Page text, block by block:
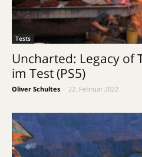
Tests
Uncharted: Legacy of
im Test (PS5)
Oliver Schultes 22. Februar 2022